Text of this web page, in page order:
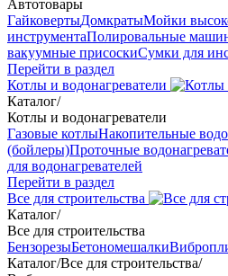
Автотовары
ГайковертыДомкратыМойки
инструментаПолировальные
вакуумные присоскиСумки для
Перейти в раздел
Котлы и водонагреватели
Каталог/
Котлы и водонагреватели
Газовые котлыНакопительные
(бойлеры)Проточные
для водонагревателей
Перейти в раздел
Все для строительства
Каталог/
Все для строительства
БензорезыБетономешалки
Каталог/Все для строительства/